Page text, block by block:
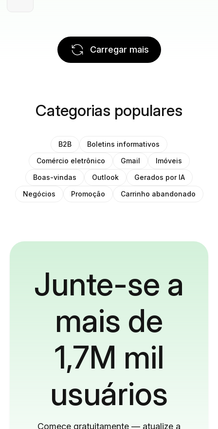
Carregar mais
Categorias populares
B2B
Boletins informativos
Comércio eletrônico
Gmail
Imóveis
Boas-vindas
Outlook
Gerados por IA
Negócios
Promoção Carrinho abandonado
Junte-se a
mais de
1,7M mil
usuários
Comece gratuitamente — atualize a